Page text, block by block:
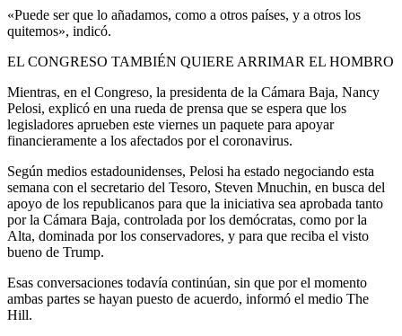
«Puede ser que lo añadamos, como a otros países, y a otros los
quitemos», indicó.
EL CONGRESO TAMBIÉN QUIERE ARRIMAR EL HOMBRO
Mientras, en el Congreso, la presidenta de la Cámara Baja, Nancy
Pelosi, explicó en una rueda de prensa que se espera que los
legisladores aprueben este viernes un paquete para apoyar
financieramente a los afectados por el coronavirus.
Según medios estadounidenses, Pelosi ha estado negociando esta
semana con el secretario del Tesoro, Steven Mnuchin, en busca del
apoyo de los republicanos para que la iniciativa sea aprobada tanto
por la Cámara Baja, controlada por los demócratas, como por la
Alta, dominada por los conservadores, y para que reciba el visto
bueno de Trump.
Esas conversaciones todavía continúan, sin que por el momento
ambas partes se hayan puesto de acuerdo, informó el medio The
Hill.